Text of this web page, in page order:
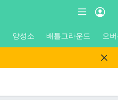
양성소 배틀그라운드 오